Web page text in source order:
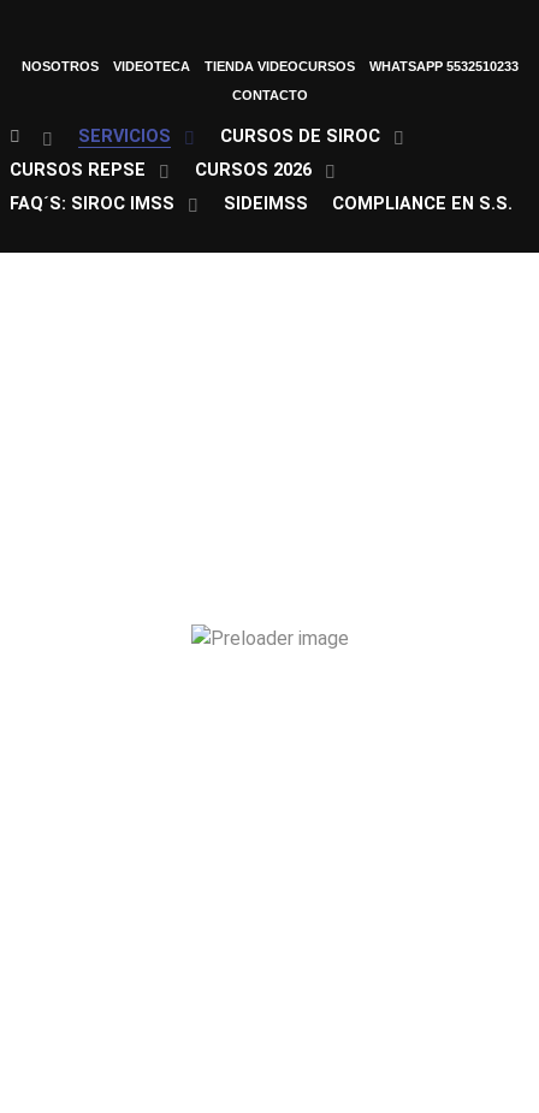
NOSOTROS VIDEOTECA TIENDA VIDEOCURSOS
WHATSAPP 5532510233
CONTACTO
SERVICIOS
CURSOS DE SIROC
CURSOS REPSE
CURSOS 2026
FAQ´S: SIROC IMSS
SIDEIMSS COMPLIANCE EN S.S.